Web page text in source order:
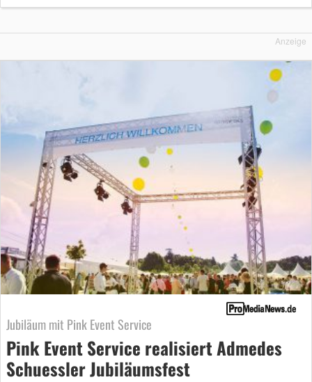
Anzeige
Jubiläum mit Pink Event Service
Pink Event Service realisiert Admedes
Schuessler Jubiläumsfest